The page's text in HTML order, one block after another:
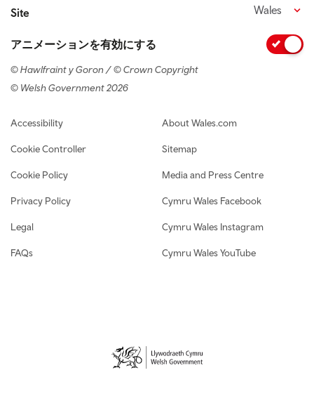
Site Wales
アニメーションを有効にする
© Hawlfraint y Goron / © Crown Copyright
© Welsh Government 2026
Footer navigation
Accessibility
Cookie Controller
Cookie Policy
Privacy Policy
Legal
FAQs
About Wales.com
Sitemap
Media and Press Centre
Cymru Wales Facebook
Cymru Wales Instagram
Cymru Wales YouTube